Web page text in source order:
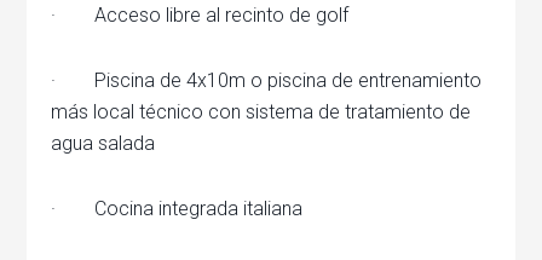
· Acceso libre al recinto de golf
· Piscina de 4x10m o piscina de entrenamiento
más local técnico con sistema de tratamiento de
agua salada
· Cocina integrada italiana